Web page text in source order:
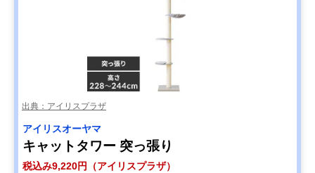
出典：アイリスプラザ
アイリスオーヤマ
キャットタワー 突っ張り
税込み9,220円（アイリスプラザ）